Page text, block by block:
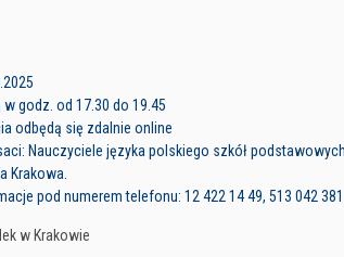
w godz. od 17.30 do 19.45
odbędą się zdalnie online
Nauczyciele języka polskiego szkół podstawowych
Krakowa.
pod numerem telefonu: 12 422 14 49, 513 042 381.
w Krakowie